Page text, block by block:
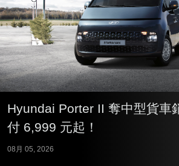
Hyundai Porter II 奪中型貨車
付 6,999 元起！
08月 05, 2026